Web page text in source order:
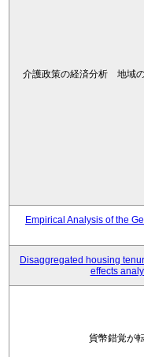
介護政策の経済分析 地域
Empirical Analysis of the
Disaggregated housing
effects
貨幣錯覚が